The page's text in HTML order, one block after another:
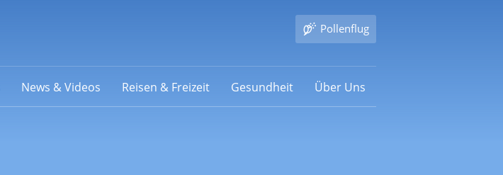
Pollenflug
News & Videos Reisen & Freizeit Gesundheit Über Uns